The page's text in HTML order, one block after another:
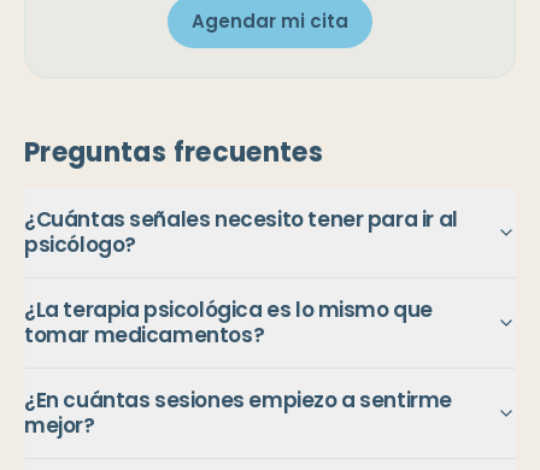
Agendar mi cita
Preguntas frecuentes
¿Cuántas señales necesito tener para ir al
psicólogo?
¿La terapia psicológica es lo mismo que
tomar medicamentos?
¿En cuántas sesiones empiezo a sentirme
mejor?